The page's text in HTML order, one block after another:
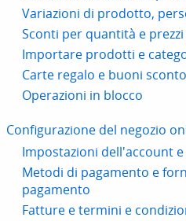
Variazioni di prodotto,
Sconti per quantità e
Importare prodotti e
Carte regalo e buoni sconto
Operazioni in blocco
Configurazione del negozio
Impostazioni dell'account
Metodi di pagamento e
pagamento
Fatture e termini e